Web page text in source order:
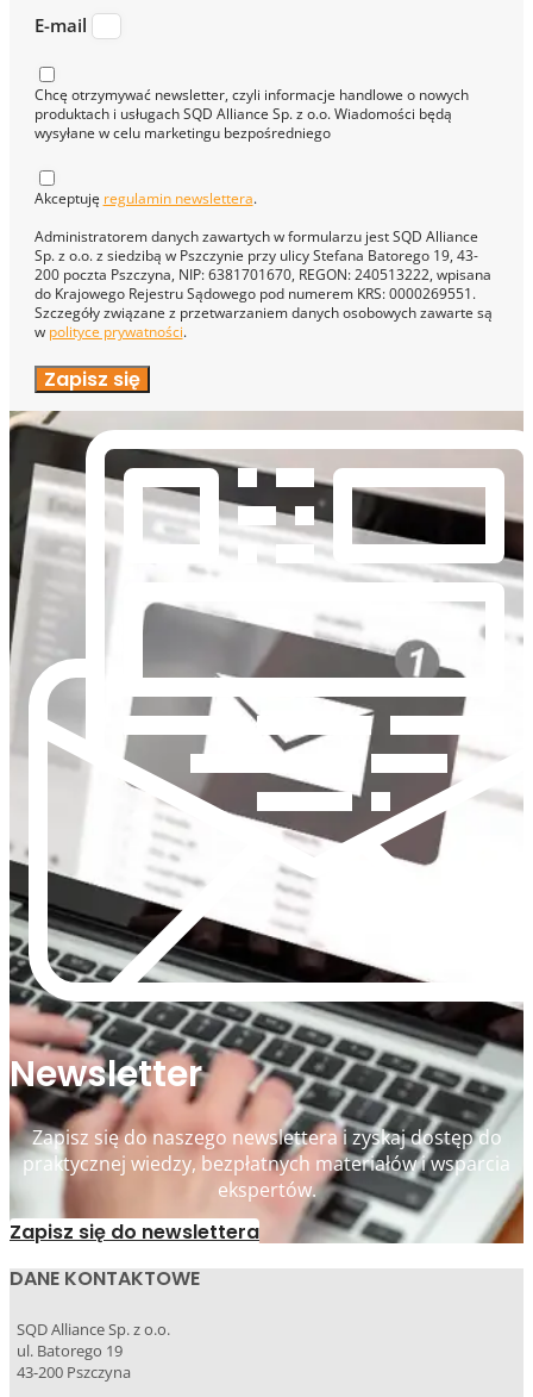
E-mail
Chcę otrzymywać newsletter, czyli informacje handlowe o nowych
produktach i usługach SQD Alliance Sp. z o.o. Wiadomości będą
wysyłane w celu marketingu bezpośredniego
Akceptuję regulamin newslettera.
Administratorem danych zawartych w formularzu jest SQD Alliance
Sp. z o.o. z siedzibą w Pszczynie przy ulicy Stefana Batorego 19, 43-
200 poczta Pszczyna, NIP: 6381701670, REGON: 240513222, wpisana
do Krajowego Rejestru Sądowego pod numerem KRS: 0000269551.
Szczegóły związane z przetwarzaniem danych osobowych zawarte są
w polityce prywatności.
Zapisz się
Newsletter
Zapisz się do naszego newslettera i zyskaj dostęp do
praktycznej wiedzy, bezpłatnych materiałów i wsparcia
ekspertów.
Zapisz się do newslettera
DANE KONTAKTOWE
SQD Alliance Sp. z o.o.
ul. Batorego 19
43-200 Pszczyna